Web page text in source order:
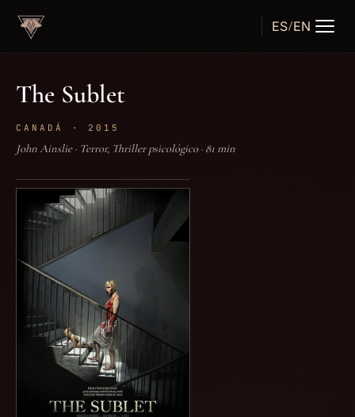
TÁRTARO
ES/EN
The Sublet
CANADÁ · 2015
John Ainslie · Terror, Thriller psicológico · 81 min